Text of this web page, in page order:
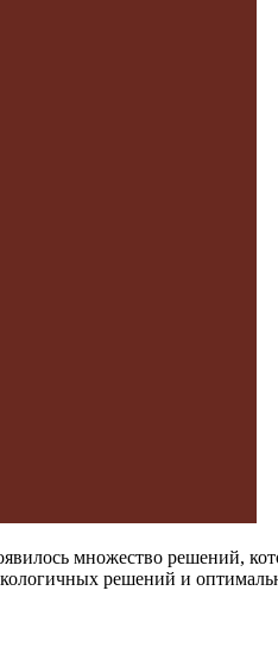
множество решений,
решений и